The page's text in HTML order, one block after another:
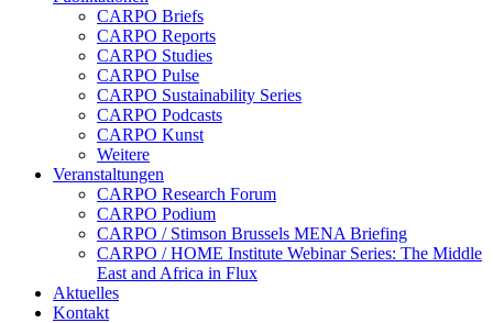
CARPO Briefs
CARPO Reports
CARPO Studies
CARPO Pulse
CARPO Sustainability Series
CARPO Podcasts
CARPO Kunst
Weitere
Veranstaltungen
CARPO Research Forum
CARPO Podium
CARPO / Stimson Brussels MENA Briefing
CARPO / HOME Institute Webinar Series: The Middle
East and Africa in Flux
Aktuelles
Kontakt